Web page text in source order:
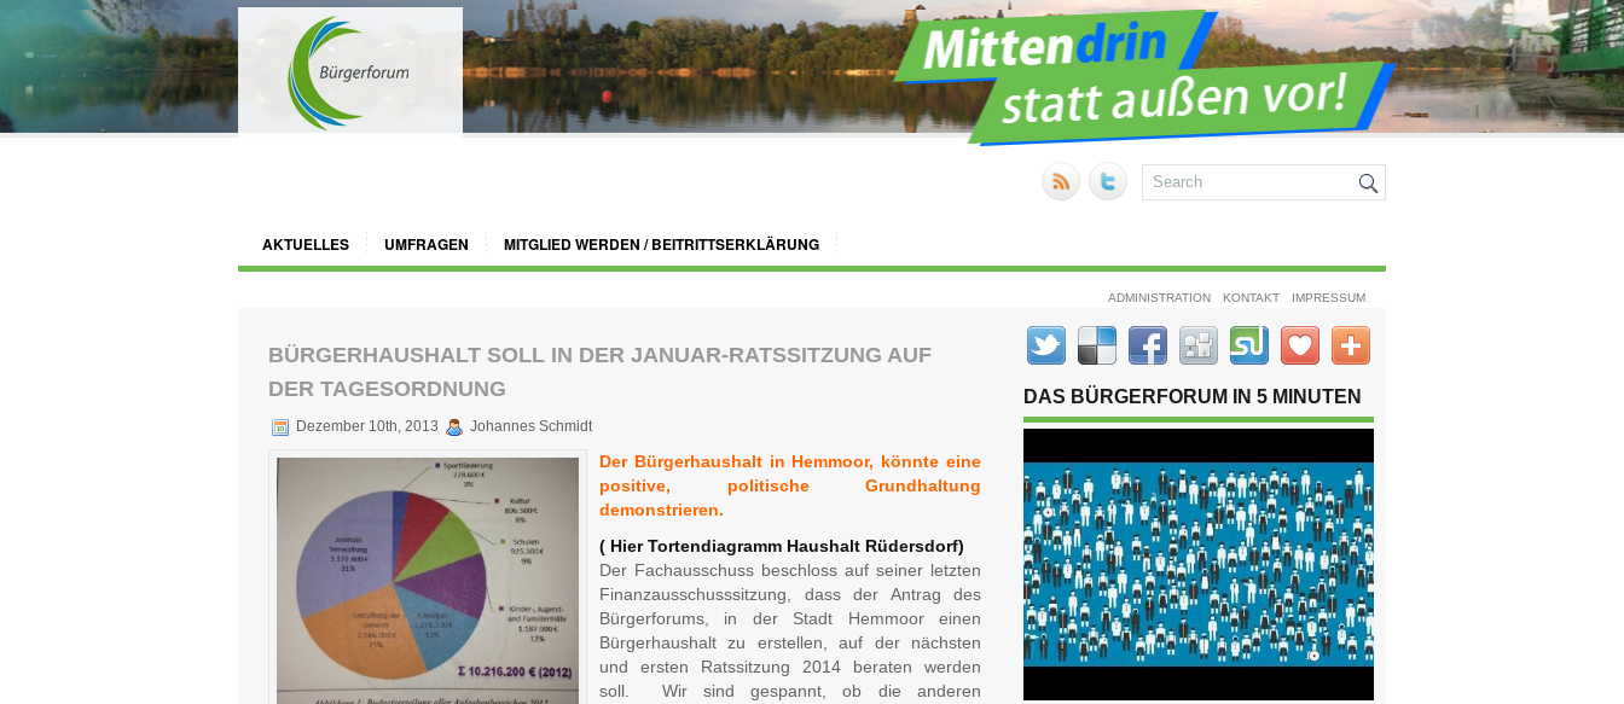
ADMINISTRATION KONTAKT IMPRESSUM
AKTUELLES UMFRAGEN MITGLIED WERDEN / BEITRITTSERKLÄRUNG
BÜRGERHAUSHALT SOLL IN DER JANUAR-RATSSITZUNG AUF
DER TAGESORDNUNG
Dezember 10th, 2013 Johannes Schmidt
Der Bürgerhaushalt in Hemmoor, könnte eine
positive, politische Grundhaltung
demonstrieren.
( Hier Tortendiagramm Haushalt Rüdersdorf)
Der Fachausschuss beschloss auf seiner letzten
Finanzausschusssitzung, dass der Antrag des
Bürgerforums, in der Stadt Hemmoor einen
Bürgerhaushalt zu erstellen, auf der nächsten
und ersten Ratssitzung 2014 beraten werden
soll. Wir sind gespannt, ob die anderen
DAS BÜRGERFORUM IN 5 MINUTEN